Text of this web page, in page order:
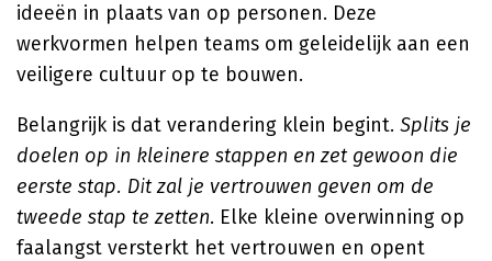
ideeën in plaats van op personen. Deze
werkvormen helpen teams om geleidelijk aan een
veiligere cultuur op te bouwen.
Belangrijk is dat verandering klein begint. Splits je
doelen op in kleinere stappen en zet gewoon die
eerste stap. Dit zal je vertrouwen geven om de
tweede stap te zetten. Elke kleine overwinning op
faalangst versterkt het vertrouwen en opent